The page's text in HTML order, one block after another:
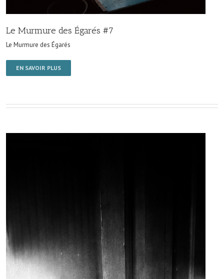
Le Murmure des Égarés #7
Le Murmure des Égarés
EN SAVOIR PLUS